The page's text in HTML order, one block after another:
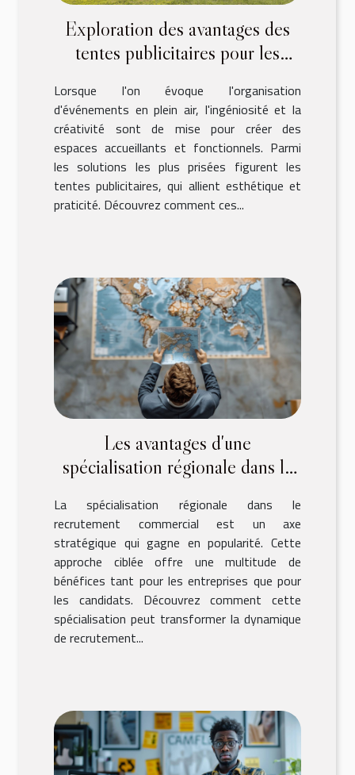
Exploration des avantages des
tentes publicitaires pour les
Lorsque l'on évoque l'organisation
d'événements en plein air, l'ingéniosité et la
créativité sont de mise pour créer des
espaces accueillants et fonctionnels. Parmi
les solutions les plus prisées figurent les
tentes publicitaires, qui allient esthétique et
praticité. Découvrez comment ces...
Les avantages d'une
spécialisation régionale dans le
La spécialisation régionale dans le
recrutement commercial est un axe
stratégique qui gagne en popularité. Cette
approche ciblée offre une multitude de
bénéfices tant pour les entreprises que pour
les candidats. Découvrez comment cette
spécialisation peut transformer la dynamique
de recrutement...